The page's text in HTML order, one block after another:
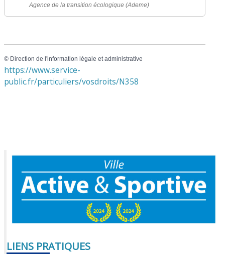
Agence de la transition écologique (Ademe)
© Direction de l'information légale et administrative
https://www.service-
public.fr/particuliers/vosdroits/N358
LIENS PRATIQUES